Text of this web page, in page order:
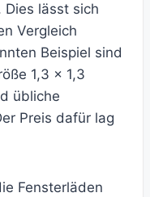
Dies lässt sich
Vergleich
Beispiel sind
1,3 x 1,3
übliche
Preis dafür lag
Fensterläden